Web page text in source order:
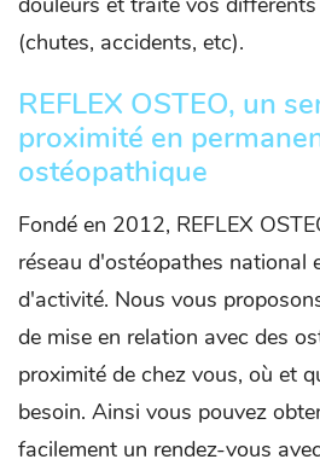
(chutes, accidents, etc).
REFLEX OSTEO, un
proximité en
ostéopathique
Fondé en 2012, REFLEX
réseau d'ostéopathes national
d'activité. Nous vous
de mise en relation avec des
proximité de chez vous, où et
besoin. Ainsi vous pouvez
facilement un rendez-vous